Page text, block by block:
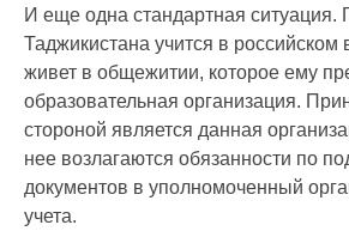
И еще одна стандартная ситуация.
Таджикистана учится в российском
живет в общежитии, которое ему
образовательная организация.
стороной является данная
нее возлагаются обязанности по
документов в уполномоченный
учета.